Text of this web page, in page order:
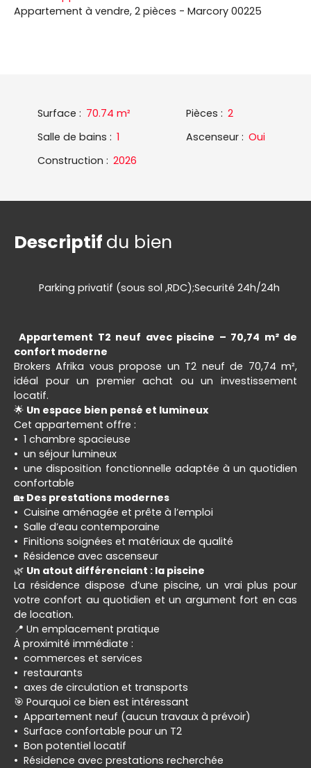
Appartement à vendre, 2 pièces - Marcory 00225
Surface : 70.74 m² Pièces : 2
Salle de bains : 1 Ascenseur : Oui
Construction : 2026
Descriptif du bien
Parking privatif (sous sol ,RDC);Securité 24h/24h
Appartement T2 neuf avec piscine – 70,74 m² de
confort moderne
Brokers Afrika vous propose un T2 neuf de 70,74 m²,
idéal pour un premier achat ou un investissement
locatif.
🌟 Un espace bien pensé et lumineux
Cet appartement offre :
1 chambre spacieuse
un séjour lumineux
une disposition fonctionnelle adaptée à un quotidien
confortable
🏡 Des prestations modernes
Cuisine aménagée et prête à l’emploi
Salle d’eau contemporaine
Finitions soignées et matériaux de qualité
Résidence avec ascenseur
🌿 Un atout différenciant : la piscine
La résidence dispose d’une piscine, un vrai plus pour
votre confort au quotidien et un argument fort en cas
de location.
📍 Un emplacement pratique
À proximité immédiate :
commerces et services
restaurants
axes de circulation et transports
🎯 Pourquoi ce bien est intéressant
Appartement neuf (aucun travaux à prévoir)
Surface confortable pour un T2
Bon potentiel locatif
Résidence avec prestations recherchée